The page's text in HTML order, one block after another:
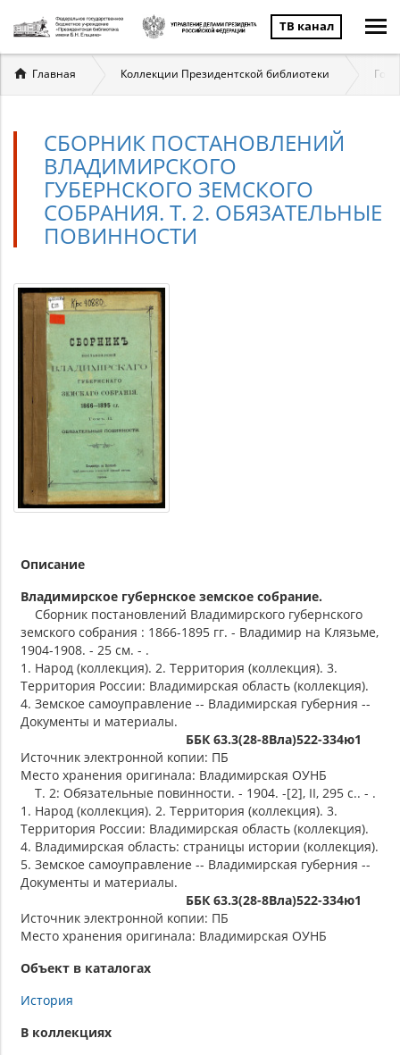
ТВ канал
Вы
здесь
Главная Коллекции Президентской библиотеки
СБОРНИК ПОСТАНОВЛЕНИЙ
ВЛАДИМИРСКОГО
ГУБЕРНСКОГО ЗЕМСКОГО
СОБРАНИЯ. Т. 2. ОБЯЗАТЕЛЬНЫЕ
ПОВИННОСТИ
Описание
Владимирское губернское земское собрание.
Сборник постановлений Владимирского губернского
земского собрания : 1866-1895 гг. - Владимир на Клязьме,
1904-1908. - 25 см. - .
1. Народ (коллекция). 2. Территория (коллекция). 3.
Территория России: Владимирская область (коллекция).
4. Земское самоуправление -- Владимирская губерния --
Документы и материалы.
ББК 63.3(28-8Вла)522-334ю1
Источник электронной копии: ПБ
Место хранения оригинала: Владимирская ОУНБ
Т. 2: Обязательные повинности. - 1904. -[2], II, 295 с.. - .
1. Народ (коллекция). 2. Территория (коллекция). 3.
Территория России: Владимирская область (коллекция).
4. Владимирская область: страницы истории (коллекция).
5. Земское самоуправление -- Владимирская губерния --
Документы и материалы.
ББК 63.3(28-8Вла)522-334ю1
Источник электронной копии: ПБ
Место хранения оригинала: Владимирская ОУНБ
Объект в каталогах
История
В коллекциях